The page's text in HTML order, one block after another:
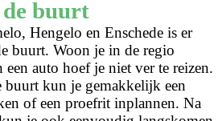
buurt
Hengelo en Enschede is er
buurt. Woon je in de regio
auto hoef je niet ver te reizen.
buurt kun je gemakkelijk een
of een proefrit inplannen. Na